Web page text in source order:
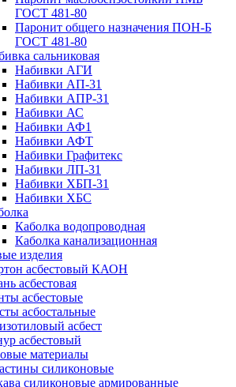
ГОСТ 481-80
Паронит общего назначения ПОН-Б
ГОСТ 481-80
сальниковая
Набивки АГИ
Набивки АП-31
Набивки АПР-31
Набивки АС
Набивки АФ1
Набивки АФТ
Набивки Графитекс
Набивки ЛП-31
Набивки ХБП-31
Набивки ХБС
Каболка водопроводная
Каболка канализационная
изделия
асбестовый КАОН
асбестовая
асбестовые
асбостальные
асбеcт
асбестовый
материалы
силиконовые
силиконовые армированные